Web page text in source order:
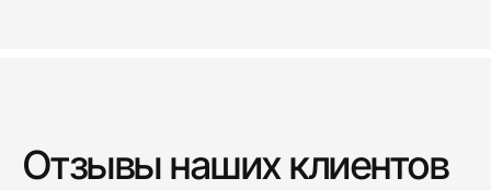
Отзывы наших клиентов